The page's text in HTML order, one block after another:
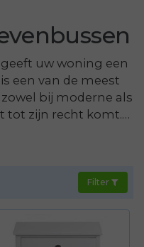
geeft uw woning een
een van de meest
bij moderne als
tot zijn recht komt.
Filter